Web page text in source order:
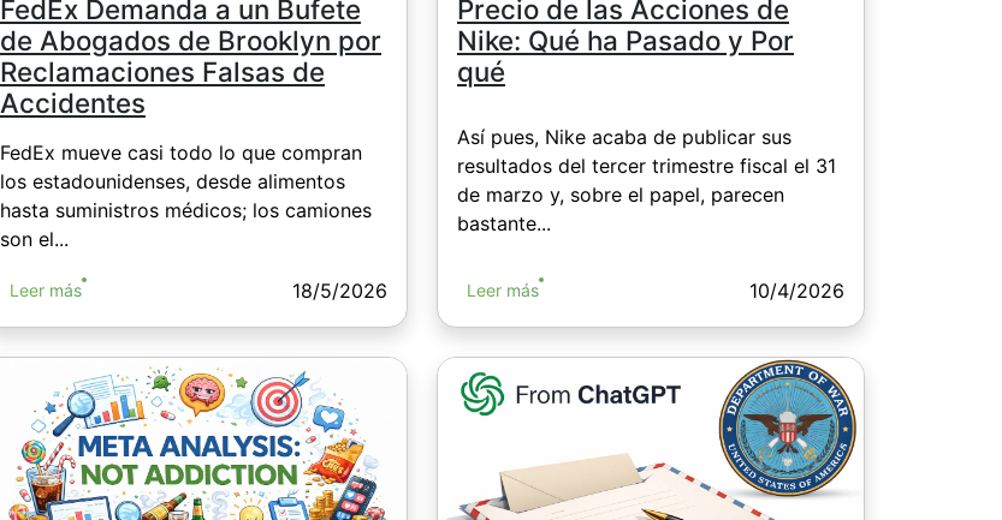
FedEx Demanda a un Bufete
de Abogados de Brooklyn por
Reclamaciones Falsas de
Accidentes
FedEx mueve casi todo lo que compran
los estadounidenses, desde alimentos
hasta suministros médicos; los camiones
son el...
Leer más 18/5/2026
Precio de las Acciones de
Nike: Qué ha Pasado y Por
qué
Así pues, Nike acaba de publicar sus
resultados del tercer trimestre fiscal el 31
de marzo y, sobre el papel, parecen
bastante...
Leer más 10/4/2026